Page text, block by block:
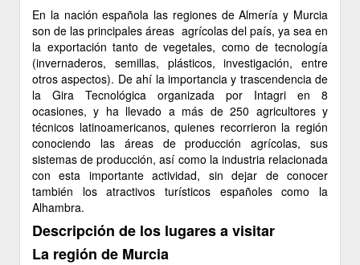
En la nación española las regiones de Almería y Murcia
son de las principales áreas agrícolas del país, ya sea en
la exportación tanto de vegetales, como de tecnología
(invernaderos, semillas, plásticos, investigación, entre
otros aspectos). De ahí la importancia y trascendencia de
la Gira Tecnológica organizada por Intagri en 8
ocasiones, y ha llevado a más de 250 agricultores y
técnicos latinoamericanos, quienes recorrieron la región
conociendo las áreas de producción agrícolas, sus
sistemas de producción, así como la industria relacionada
con esta importante actividad, sin dejar de conocer
también los atractivos turísticos españoles como la
Alhambra.
Descripción de los lugares a visitar
La región de Murcia